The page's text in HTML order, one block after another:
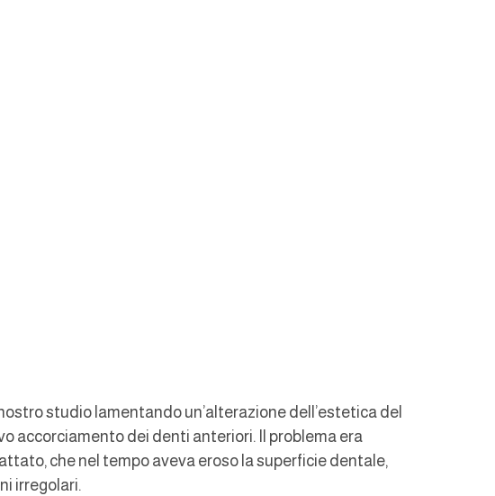
studio lamentando un’alterazione dell’estetica del
accorciamento dei denti anteriori. Il problema era
che nel tempo aveva eroso la superficie dentale,
irregolari.